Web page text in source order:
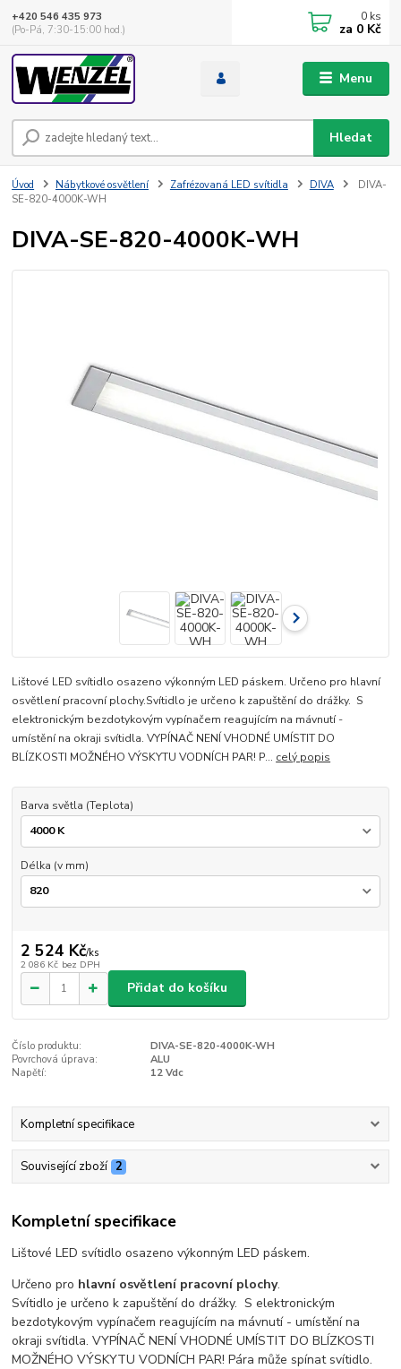
Menu
Hledat
+420 546 435 973
(Po-Pá, 7:30-15:00 hod.)
0 ks
za 0 Kč
Úvod Nábytkové osvětlení Zafrézovaná LED svítidla DIVA
DIVA-
SE-820-4000K-WH
DIVA-SE-820-4000K-WH
Lištové LED svítidlo osazeno výkonným LED páskem. Určeno pro hlavní
osvětlení pracovní plochy.Svítidlo je určeno k zapuštění do drážky. S
elektronickým bezdotykovým vypínačem reagujícím na mávnutí -
umístění na okraji svítidla. VYPÍNAČ NENÍ VHODNÉ UMÍSTIT DO
BLÍZKOSTI MOŽNÉHO VÝSKYTU VODNÍCH PAR! P... celý popis
Barva světla (Teplota)
Délka (v mm)
2 524 Kč/ks
2 086 Kč bez DPH
Přidat do košíku
Číslo produktu:
DIVA-SE-820-4000K-WH
Povrchová úprava:
ALU
Napětí:
12 Vdc
Kompletní specifikace
Související zboží 2
Kompletní specifikace
Lištové LED svítidlo osazeno výkonným LED páskem.
Určeno pro hlavní osvětlení pracovní plochy.
Svítidlo je určeno k zapuštění do drážky. S elektronickým
bezdotykovým vypínačem reagujícím na mávnutí - umístění na
okraji svítidla. VYPÍNAČ NENÍ VHODNÉ UMÍSTIT DO BLÍZKOSTI
MOŽNÉHO VÝSKYTU VODNÍCH PAR! Pára může spínat svítidlo.